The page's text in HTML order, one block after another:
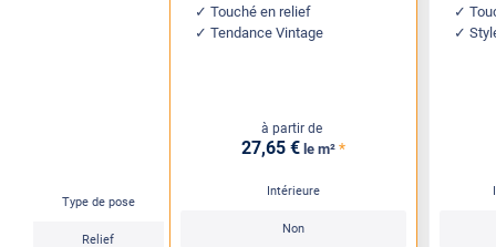
Type de pose
Relief
Touché en relief
Tendance Vintage
à partir de
27,65 € le m² *
Intérieure
Non